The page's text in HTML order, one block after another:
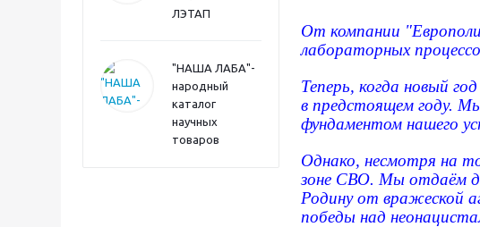
ЛЭТАП
"НАША ЛАБА"-
народный
каталог
научных
товаров
От компании
лабораторных
Теперь, когда новый
в предстоящем году.
фундаментом нашего
Однако, несмотря на
зоне СВО. Мы отдаём
Родину от вражеской
победы над